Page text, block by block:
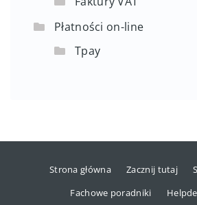
Płatności on-line
Tpay
Strona główna Zacznij tutaj
Fachowe poradniki